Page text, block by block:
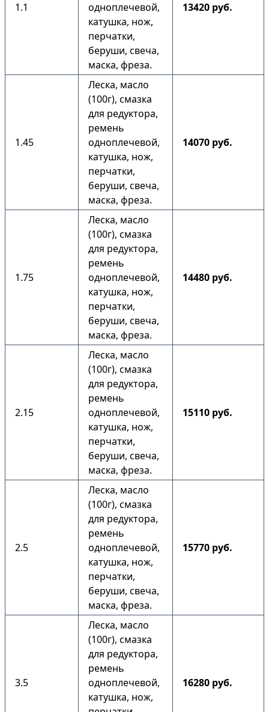
1.1
одноплечевой,
катушка, нож,
перчатки,
беруши, свеча,
маска, фреза.
13420 руб.
1.45
Леска, масло
(100г), смазка
для редуктора,
ремень
одноплечевой,
катушка, нож,
перчатки,
беруши, свеча,
маска, фреза.
14070 руб.
1.75
Леска, масло
(100г), смазка
для редуктора,
ремень
одноплечевой,
катушка, нож,
перчатки,
беруши, свеча,
маска, фреза.
14480 руб.
2.15
Леска, масло
(100г), смазка
для редуктора,
ремень
одноплечевой,
катушка, нож,
перчатки,
беруши, свеча,
маска, фреза.
15110 руб.
2.5
Леска, масло
(100г), смазка
для редуктора,
ремень
одноплечевой,
катушка, нож,
перчатки,
беруши, свеча,
маска, фреза.
15770 руб.
3.5
Леска, масло
(100г), смазка
для редуктора,
ремень
одноплечевой,
катушка, нож,
16280 руб.